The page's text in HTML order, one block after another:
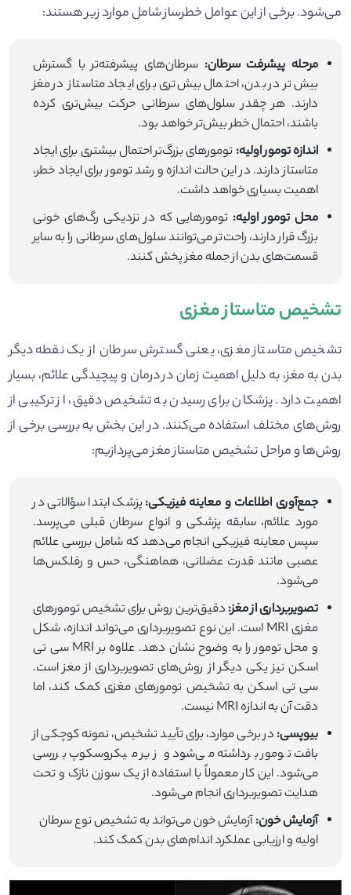
می‌شود. برخی از این عوامل خطرساز شامل موارد زیر هستند:
مرحله پیشرفت سرطان: سرطان‌های پیشرفته‌تر با گسترش
بیش‌تر در بدن، احتمال بیش‌تری برای ایجاد متاستاز در مغز
دارند. هر چقدر سلول‌های سرطانی حرکت بیش‌تری کرده
باشند، احتمال خطر بیش‌تر خواهد بود.
اندازه تومور اولیه: تومورهای بزرگ‌تر احتمال بیشتری برای ایجاد
متاستاز دارند. در این حالت اندازه و رشد تومور برای ایجاد خطر،
اهمیت بسیاری خواهد داشت.
محل تومور اولیه: تومورهایی که در نزدیکی رگ‌های خونی
بزرگ قرار دارند، راحت‌تر می‌توانند سلول‌های سرطانی را به سایر
قسمت‌های بدن از جمله مغز پخش کنند.
تشخیص متاستاز مغزی
تشخیص متاستاز مغزی، یعنی گسترش سرطان از یک نقطه دیگر
بدن به مغز، به دلیل اهمیت زمان در درمان و پیچیدگی علائم، بسیار
اهمیت دارد. پزشکان برای رسیدن به تشخیص دقیق، از ترکیبی از
روش‌های مختلف استفاده می‌کنند. در این بخش به بررسی برخی از
روش‌ها و مراحل تشخیص متاستاز مغز می‌پردازیم:
جمع‌آوری اطلاعات و معاینه فیزیکی: پزشک ابتدا سؤالاتی در
مورد علائم، سابقه پزشکی و انواع سرطان قبلی می‌پرسد.
سپس معاینه فیزیکی انجام می‌دهد که شامل بررسی علائم
عصبی مانند قدرت عضلانی، هماهنگی، حس و رفلکس‌ها
می‌شود.
تصویربرداری از مغز: دقیق‌ترین روش برای تشخیص تومورهای
مغزی MRI است. این نوع تصویربرداری می‌تواند اندازه، شکل
و محل تومور را به وضوح نشان دهد. علاوه بر MRI سی تی
اسکن نیز یکی دیگر از روش‌های تصویربرداری از مغز است.
سی تی اسکن به تشخیص تومورهای مغزی کمک کند، اما
دقت آن به اندازه MRI نیست.
بیوپسی: در برخی موارد، برای تأیید تشخیص، نمونه کوچکی از
بافت تومور برداشته می‌شود و زیر میکروسکوپ بررسی
می‌شود. این کار معمولاً با استفاده از یک سوزن نازک و تحت
هدایت تصویربرداری انجام می‌شود.
آزمایش خون:آزمایش خون می‌تواند به تشخیص نوع سرطان
اولیه و ارزیابی عملکرد اندام‌های بدن کمک کند.